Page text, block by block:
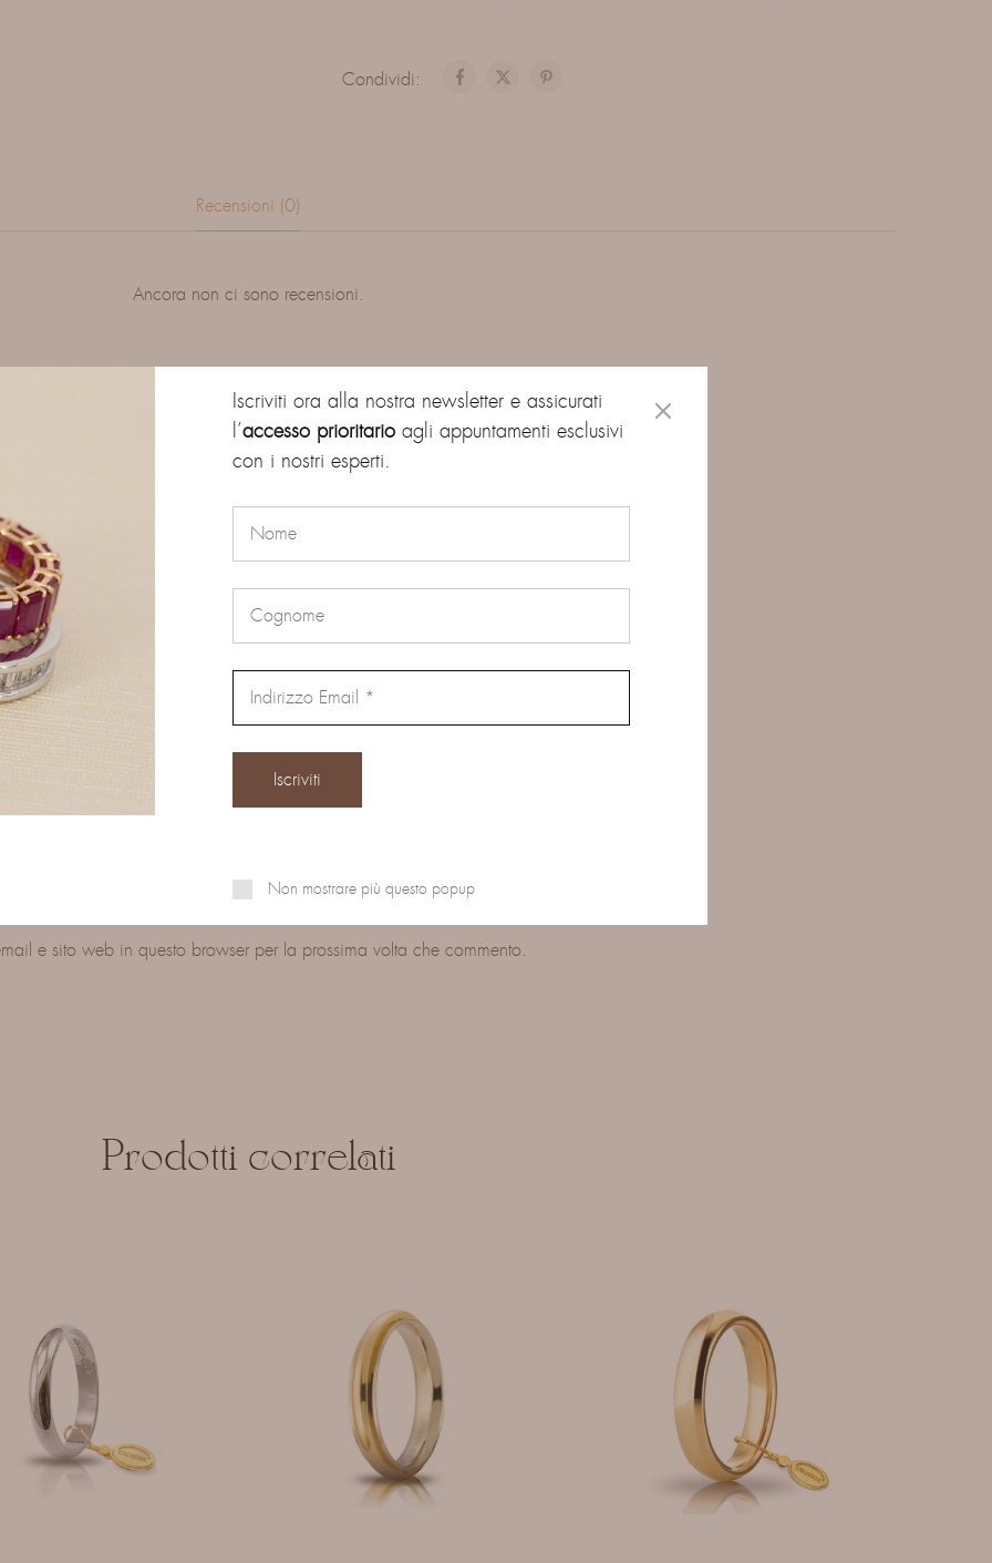
Condividi:
Recensioni (0)
Ancora non ci sono recensioni.
per primo “FEDE COMODA IN ORO ROSA”
email non sarà pubblicato. I campi obbligatori sono contrassegnati
e sito web in questo browser per la prossima volta che commento.
Prodotti correlati
Iscriviti ora alla nostra newsletter e assicurati
l’accesso prioritarioagli appuntamenti esclusivi
con i nostri esperti.
Non mostrare più questo popup